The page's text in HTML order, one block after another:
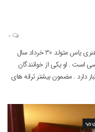
0
بیوگرافی یاس خواننده رپ : یاسر بختیاری با نام هنری یاس متولد 30 خرداد سال
است . او یکی از خوانندگان
دارد . مضمون بیشتر ترانه های
رپ